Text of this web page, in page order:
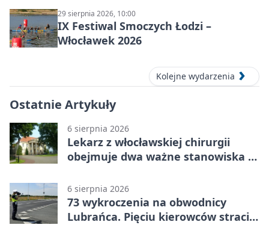
29 sierpnia 2026, 10:00
IX Festiwal Smoczych Łodzi –
Włocławek 2026
Kolejne wydarzenia
Ostatnie Artykuły
6 sierpnia 2026
Lekarz z włocławskiej chirurgii
obejmuje dwa ważne stanowiska w
6 sierpnia 2026
73 wykroczenia na obwodnicy
Lubrańca. Pięciu kierowców straciło